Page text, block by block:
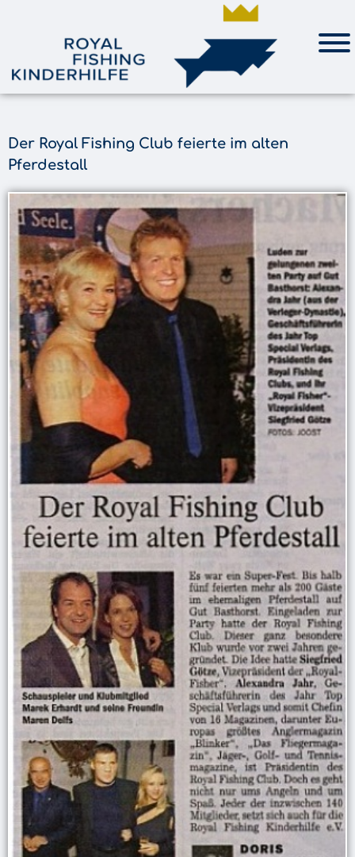
Der Royal Fishing Club feierte im alten
Pferdestall